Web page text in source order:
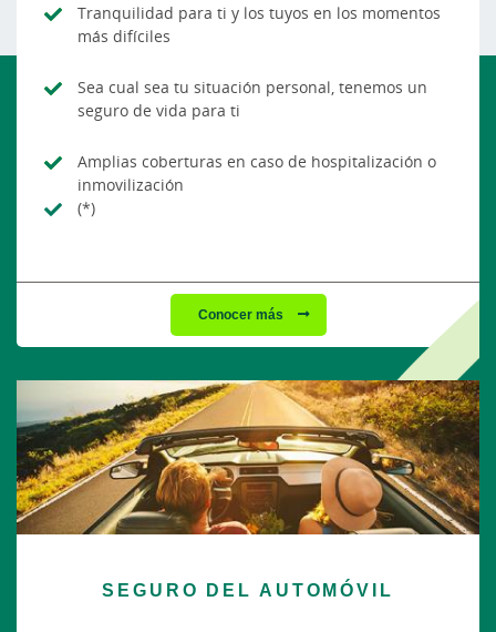
Tranquilidad para ti y los tuyos en los momentos
más difíciles
Sea cual sea tu situación personal, tenemos un
seguro de vida para ti
Amplias coberturas en caso de hospitalización o
inmovilización
(*)
Conocer más
SEGURO DEL AUTOMÓVIL